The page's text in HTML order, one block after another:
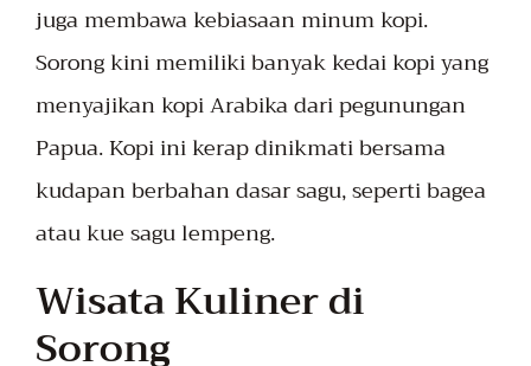
juga membawa kebiasaan minum kopi.
Sorong kini memiliki banyak kedai kopi yang
menyajikan kopi Arabika dari pegunungan
Papua. Kopi ini kerap dinikmati bersama
kudapan berbahan dasar sagu, seperti bagea
atau kue sagu lempeng.
Wisata Kuliner di
Sorong